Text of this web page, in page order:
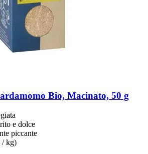
Bio, Macinato, 50 g
e dolce
piccante
/ kg)